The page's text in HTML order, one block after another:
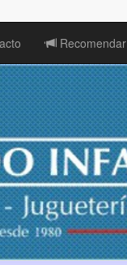
Recomendar